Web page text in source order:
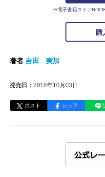
※電子書籍ストア
購
著者 吉田 実加
発売日： 2018年10月03日
ポスト シェア